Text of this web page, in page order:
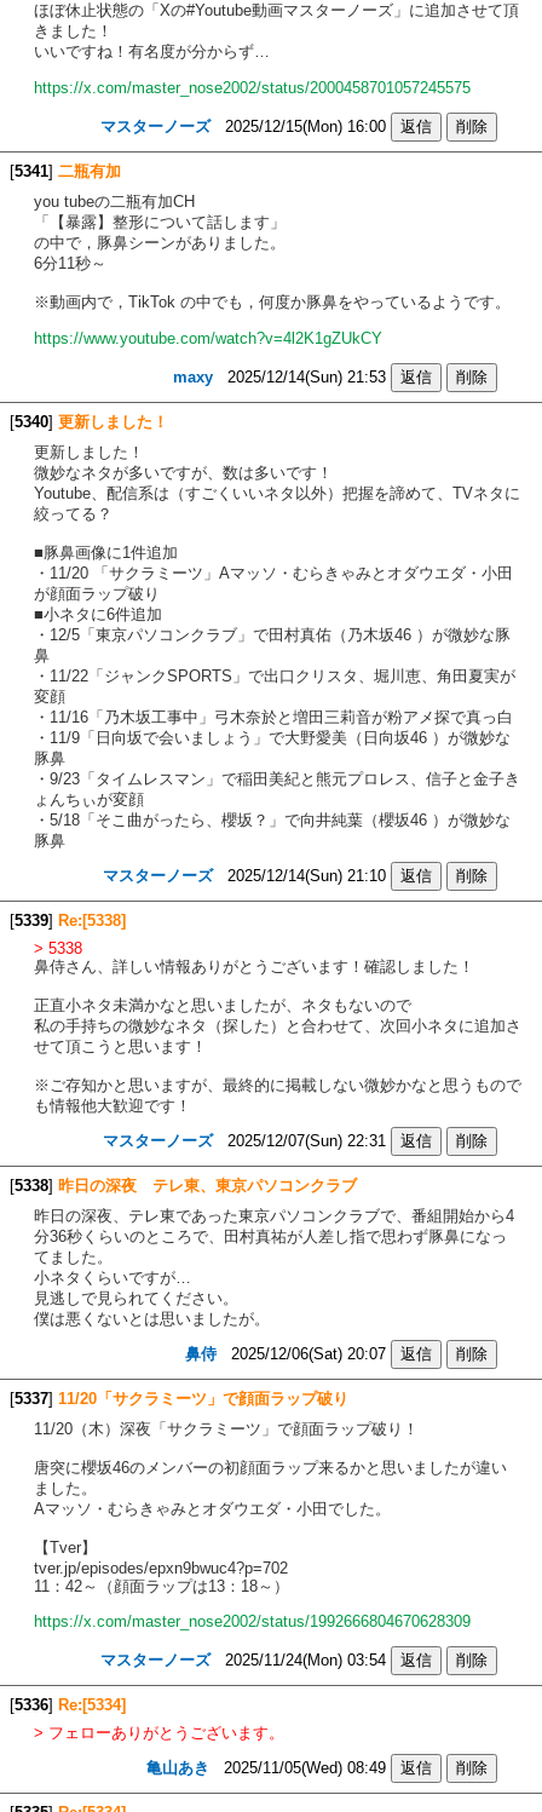
ほぼ休止状態の「Xの#Youtube動画マスターノーズ」に追加させて頂
きました！
いいですね！有名度が分からず…
https://x.com/master_nose2002/status/2000458701057245575
マスターノーズ2025/12/15(Mon) 16:00
[5341] 二瓶有加
you tubeの二瓶有加CH
「【暴露】整形について話します」
の中で，豚鼻シーンがありました。
6分11秒～
※動画内で，TikTok の中でも，何度か豚鼻をやっているようです。
https://www.youtube.com/watch?v=4l2K1gZUkCY
maxy 2025/12/14(Sun) 21:53
[5340] 更新しました！
更新しました！
微妙なネタが多いですが、数は多いです！
Youtube、配信系は（すごくいいネタ以外）把握を諦めて、TVネタに
絞ってる？
■豚鼻画像に1件追加
・11/20 「サクラミーツ」Aマッソ・むらきゃみとオダウエダ・小田
が顔面ラップ破り
■小ネタに6件追加
・12/5「東京パソコンクラブ」で田村真佑（乃木坂46 ）が微妙な豚
鼻
・11/22「ジャンクSPORTS」で出口クリスタ、堀川恵、角田夏実が
変顔
・11/16「乃木坂工事中」弓木奈於と増田三莉音が粉アメ探で真っ白
・11/9「日向坂で会いましょう」で大野愛美（日向坂46 ）が微妙な
豚鼻
・9/23「タイムレスマン」で稲田美紀と熊元プロレス、信子と金子き
ょんちぃが変顔
・5/18「そこ曲がったら、櫻坂？」で向井純葉（櫻坂46 ）が微妙な
豚鼻
マスターノーズ2025/12/14(Sun) 21:10
[5339] Re:[5338]
> 5338
鼻侍さん、詳しい情報ありがとうございます！確認しました！
正直小ネタ未満かなと思いましたが、ネタもないので
私の手持ちの微妙なネタ（探した）と合わせて、次回小ネタに追加さ
せて頂こうと思います！
※ご存知かと思いますが、最終的に掲載しない微妙かなと思うもので
も情報他大歓迎です！
マスターノーズ2025/12/07(Sun) 22:31
[5338] 昨日の深夜 テレ東、東京パソコンクラブ
昨日の深夜、テレ東であった東京パソコンクラブで、番組開始から4
分36秒くらいのところで、田村真祐が人差し指で思わず豚鼻になっ
てました。
小ネタくらいですが…
見逃しで見られてください。
僕は悪くないとは思いましたが。
鼻侍2025/12/06(Sat) 20:07
[5337] 11/20「サクラミーツ」で顔面ラップ破り
11/20（木）深夜「サクラミーツ」で顔面ラップ破り！
唐突に櫻坂46のメンバーの初顔面ラップ来るかと思いましたが違い
ました。
Aマッソ・むらきゃみとオダウエダ・小田でした。
【Tver】
tver.jp/episodes/epxn9bwuc4?p=702
11：42～（顔面ラップは13：18～）
https://x.com/master_nose2002/status/1992666804670628309
マスターノーズ2025/11/24(Mon) 03:54
[5336] Re:[5334]
> フェローありがとうございます。
亀山あき
2025/11/05(Wed) 08:49